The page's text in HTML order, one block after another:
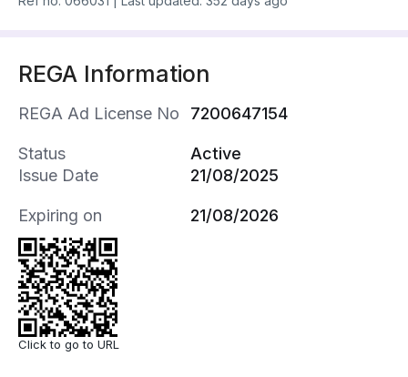
REGA Information
REGA Ad License No 7200647154
Status
Active
Issue Date
21/08/2025
Expiring on 21/08/2026
Click to go to URL